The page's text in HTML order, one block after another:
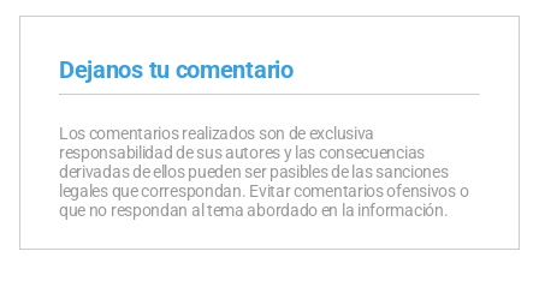
Dejanos tu comentario
Los comentarios realizados son de exclusiva
responsabilidad de sus autores y las consecuencias
derivadas de ellos pueden ser pasibles de las sanciones
legales que correspondan. Evitar comentarios ofensivos o
que no respondan al tema abordado en la información.